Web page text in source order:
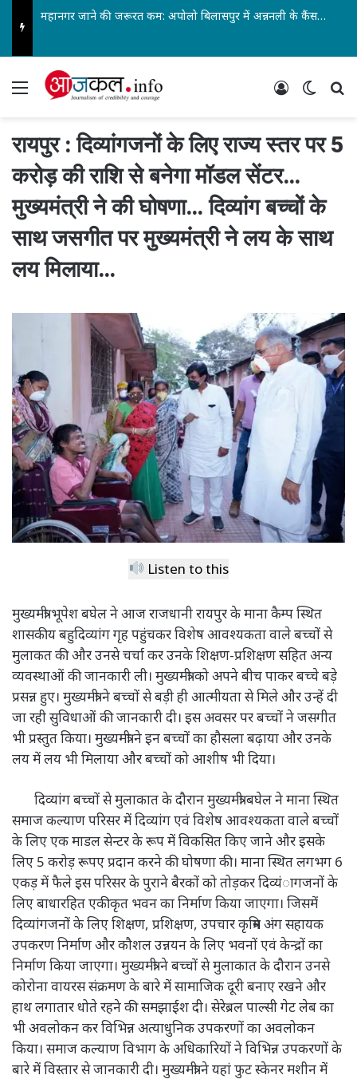
महानगर जाने की जरूरत कम: अपोलो बिलासपुर में अन्ननली के कैंसर की सबसे जटिल सर्जरी सफल…
Menu Log In
रायपुर : दिव्यांगजनों के लिए राज्य स्तर पर 5
करोड़ की राशि से बनेगा मॉडल सेंटर…
मुख्यमंत्री ने की घोषणा… दिव्यांग बच्चों के
साथ जसगीत पर मुख्यमंत्री ने लय के साथ
लय मिलाया…
Listen to this
मुख्यमंत्री भूपेश बघेल ने आज राजधानी रायपुर के माना कैम्प स्थित
शासकीय बहुदिव्यांग गृह पहुंचकर विशेष आवश्यकता वाले बच्चों से
मुलाकत की और उनसे चर्चा कर उनके शिक्षण-प्रशिक्षण सहित अन्य
व्यवस्थाओं की जानकारी ली। मुख्यमंत्री को अपने बीच पाकर बच्चे बड़े
प्रसन्न हुए। मुख्यमंत्री ने बच्चों से बड़ी ही आत्मीयता से मिले और उन्हें दी
जा रही सुविधाओं की जानकारी दी। इस अवसर पर बच्चों ने जसगीत
भी प्रस्तुत किया। मुख्यमंत्री ने इन बच्चों का हौसला बढ़ाया और उनके
लय में लय भी मिलाया और बच्चों को आशीष भी दिया।
दिव्यांग बच्चों से मुलाकात के दौरान मुख्यमंत्री बघेल ने माना स्थित
समाज कल्याण परिसर में दिव्यांग एवं विशेष आवश्यकता वाले बच्चों
के लिए एक माडल सेन्टर के रूप में विकसित किए जाने और इसके
लिए 5 करोड़ रूपए प्रदान करने की घोषणा की। माना स्थित लगभग 6
एकड़ में फैले इस परिसर के पुराने बैरकों को तोड़कर दिव्यंागजनों के
लिए बाधारहित एकीकृत भवन का निर्माण किया जाएगा। जिसमें
दिव्यांगजनों के लिए शिक्षण, प्रशिक्षण, उपचार कृत्रिम अंग सहायक
उपकरण निर्माण और कौशल उन्नयन के लिए भवनों एवं केन्द्रों का
निर्माण किया जाएगा। मुख्यमंत्री ने बच्चों से मुलाकात के दौरान उनसे
कोरोना वायरस संक्रमण के बारे में सामाजिक दूरी बनाए रखने और
हाथ लगातार धोते रहने की समझाईश दी। सेरेब्रल पाल्सी गेट लेब का
भी अवलोकन कर विभिन्न अत्याधुनिक उपकरणों का अवलोकन
किया। समाज कल्याण विभाग के अधिकारियों ने विभिन्न उपकरणों के
बारे में विस्तार से जानकारी दी। मुख्यमंत्री ने यहां फुट स्केनर मशीन में